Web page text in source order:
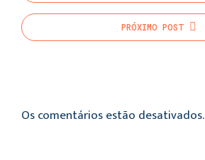
PRÓXIMO POST
Os comentários estão desativados.